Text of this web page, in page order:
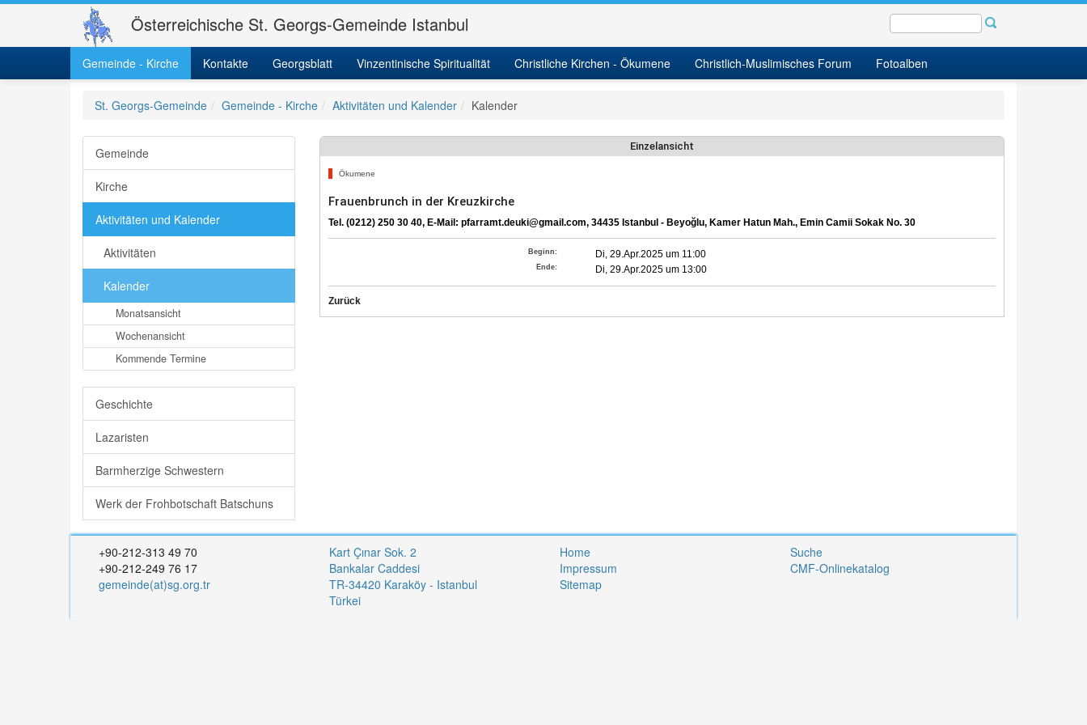
Österreichische St. Georgs-Gemeinde Istanbul
Gemeinde - Kirche Kontakte Georgsblatt Vinzentinische Spiritualität Christliche Kirchen - Ökumene Christlich-Muslimisches Forum Fotoalben
St. Georgs-Gemeinde Gemeinde - Kirche Aktivitäten und Kalender Kalender
Gemeinde
Kirche
Aktivitäten und Kalender
Aktivitäten
Kalender
Monatsansicht
Wochenansicht
Kommende Termine
Geschichte
Lazaristen
Barmherzige Schwestern
Werk der Frohbotschaft Batschuns
Einzelansicht
Ökumene
Frauenbrunch in der Kreuzkirche
Tel. (0212) 250 30 40, E-Mail: pfarramt.deuki@gmail.com, 34435 Istanbul - Beyoğlu, Kamer Hatun Mah., Emin Camii Sokak No. 30
Beginn: Di, 29.Apr.2025 um 11:00
Ende: Di, 29.Apr.2025 um 13:00
Zurück
+90-212-313 49 70
+90-212-249 76 17
gemeinde(at)sg.org.tr
Kart Çınar Sok. 2
Bankalar Caddesi
TR-34420 Karaköy - Istanbul
Türkei
Home
Impressum
Sitemap
Suche
CMF-Onlinekatalog